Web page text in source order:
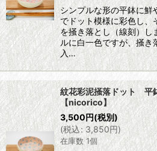
シンプルな形の平鉢に鮮
でドット模様に彩色し、
を掻き落とし（線刻）
ルに白一色ですが、掻き
入…
紋花彩泥掻落ドット
【nicorico】
3,500円(税別)
(税込: 3,850円)
在庫数 1個